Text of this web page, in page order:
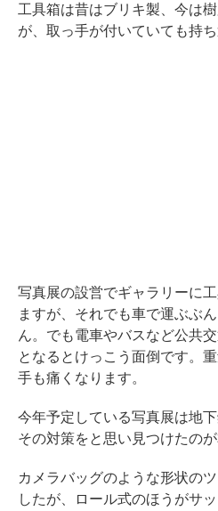
工具箱は昔はブリキ製、今は
が、取っ手が付いていても持ち
写真展の設営でギャラリーに
ますが、それでも車で運ぶぶ
ん。でも電車やバスなど公共
となるとけっこう面倒です。
手も痛くなります。
今年予定している写真展は地
その対策をと思い見つけたのが
カメラバッグのような形状の
したが、ロール式のほうがサ